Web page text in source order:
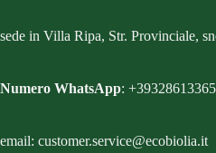
sede in Villa Ripa, Str. Provinciale,
Numero WhatsApp:
email: customer.service@ecobiolia.it